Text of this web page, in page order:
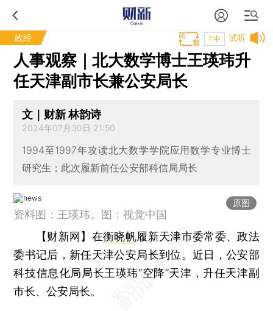
政经 试听
T中
人事观察｜北大数学博士王瑛玮升
任天津副市长兼公安局长
文｜财新 林韵诗
2024年07月30日 21:50
1994至1997年攻读北大数学学院应用数学专业博士
研究生；此次履新前任公安部科信局局长
原图
资料图：王瑛玮。图：视觉中国
【财新网】 在衡晓帆履新天津市委常委、政法
委书记后，新任天津公安局长到位。近日，公安部
科技信息化局局长王瑛玮“空降”天津，升任天津副
市长、公安局长。